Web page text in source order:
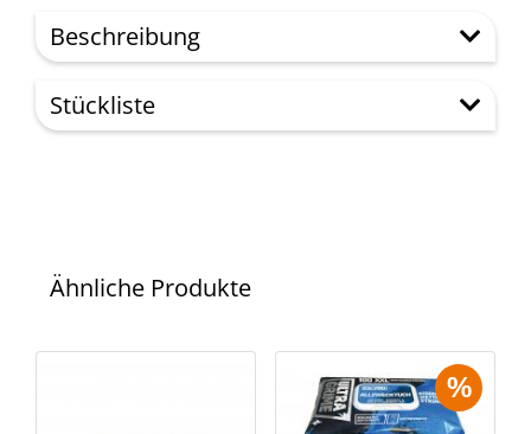
Beschreibung
Stückliste
Ähnliche Produkte
%